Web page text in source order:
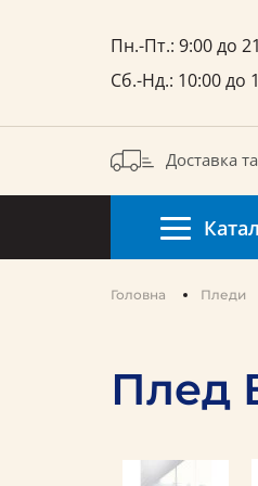
Пн.-Пт.: 9:00 до
Сб.-Нд.: 10:00 до
Доставка
Головна Пледи
Плед